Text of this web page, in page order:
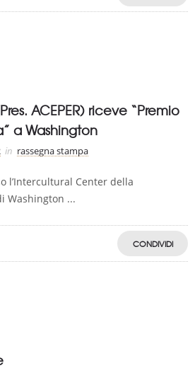
ACEPER) riceve “Premio
a Washington
in rassegna stampa
l’Intercultural Center della
Washington ...
CONDIVIDI